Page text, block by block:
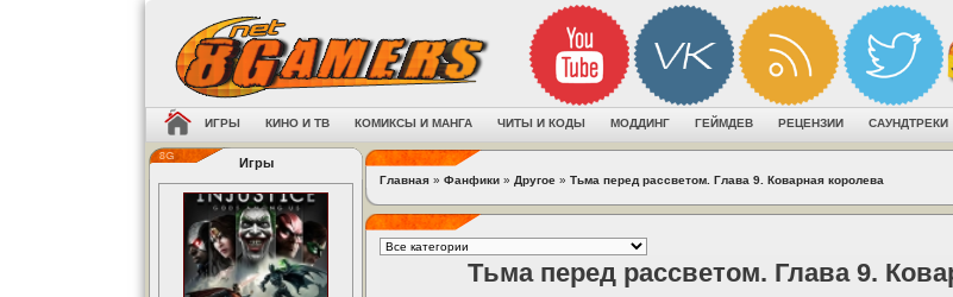
ИГРЫ КИНО И ТВ КОМИКСЫ И МАНГА ЧИТЫ И КОДЫ МОДДИНГ ГЕЙМДЕВ РЕЦЕНЗИИ САУНДТРЕКИ
Игры
Главная » Фанфики » Другое » Тьма перед рассветом. Глава 9. Коварная королева
Тьма перед рассветом. Глава 9.